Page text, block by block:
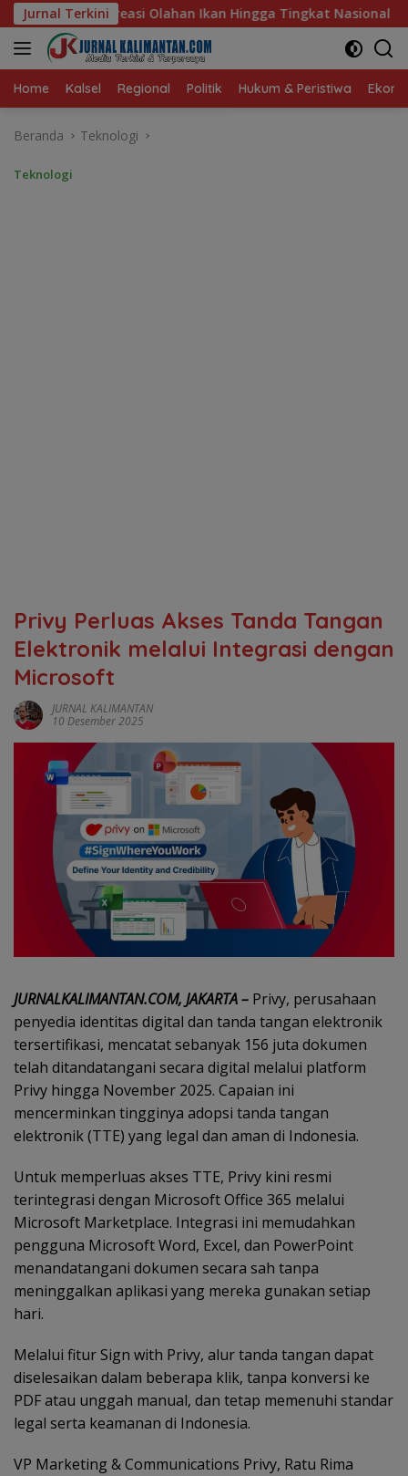
Langsung
ke
konten
Jurnal Terkini
Hingga Tingkat Nasional Pada Lomba Masak Serba Ikan
Home Kalsel Regional Politik Hukum & Peristiwa
Beranda Teknologi
Teknologi
Privy Perluas Akses Tanda Tangan
Elektronik melalui Integrasi dengan
Microsoft
JURNAL KALIMANTAN
10 Desember 2025
JURNALKALIMANTAN.COM, JAKARTA – Privy, perusahaan
penyedia identitas digital dan tanda tangan elektronik
tersertifikasi, mencatat sebanyak 156 juta dokumen
telah ditandatangani secara digital melalui platform
Privy hingga November 2025. Capaian ini
mencerminkan tingginya adopsi tanda tangan
elektronik (TTE) yang legal dan aman di Indonesia.
Untuk memperluas akses TTE, Privy kini resmi
terintegrasi dengan Microsoft Office 365 melalui
Microsoft Marketplace. Integrasi ini memudahkan
pengguna Microsoft Word, Excel, dan PowerPoint
menandatangani dokumen secara sah tanpa
meninggalkan aplikasi yang mereka gunakan setiap
hari.
Melalui fitur Sign with Privy, alur tanda tangan dapat
diselesaikan dalam beberapa klik, tanpa konversi ke
PDF atau unggah manual, dan tetap memenuhi standar
legal serta keamanan di Indonesia.
VP Marketing & Communications Privy, Ratu Rima